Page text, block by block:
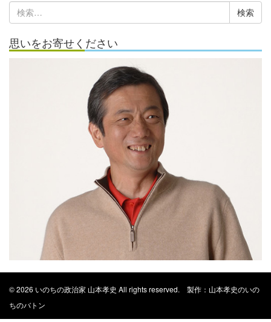
索:
思いをお寄せください
© 2026 いのちの政治家 山本孝史 All rights reserved. 製作：山本孝史のいの
ちのバトン